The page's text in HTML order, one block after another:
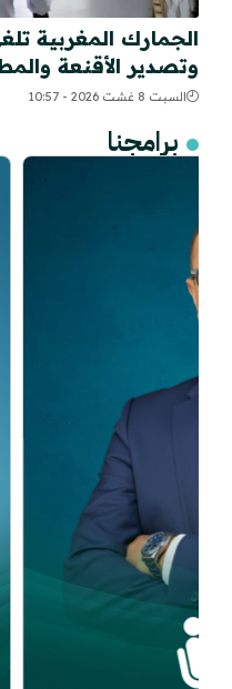
الجمارك المغربية
وتصدير الأقنعة
السبت 8 غشت 2026 - 10:57
برامجنا